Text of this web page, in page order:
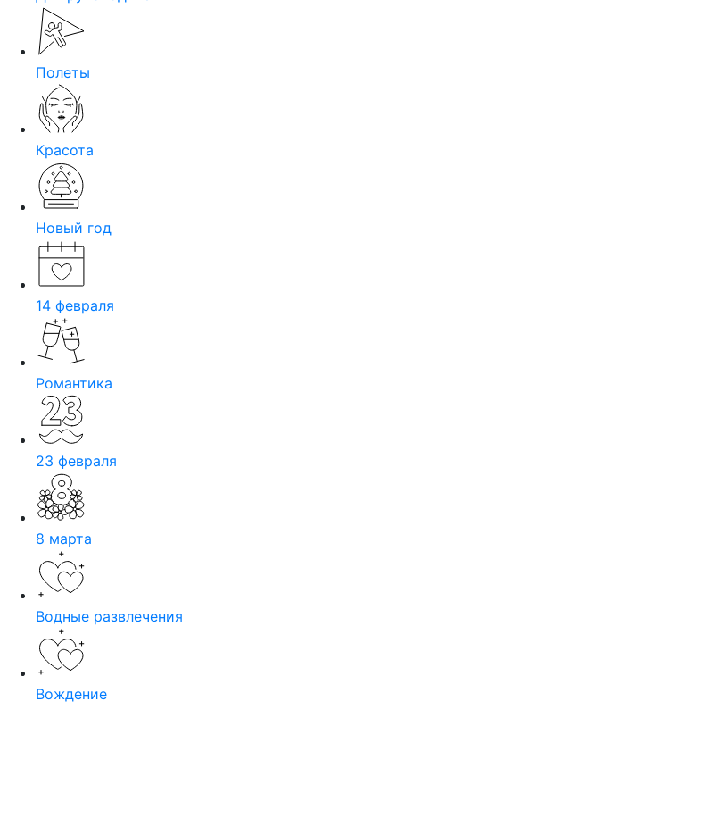
Полеты
Красота
Новый год
14 февраля
Романтика
23 февраля
8 марта
Водные развлечения
Вождение